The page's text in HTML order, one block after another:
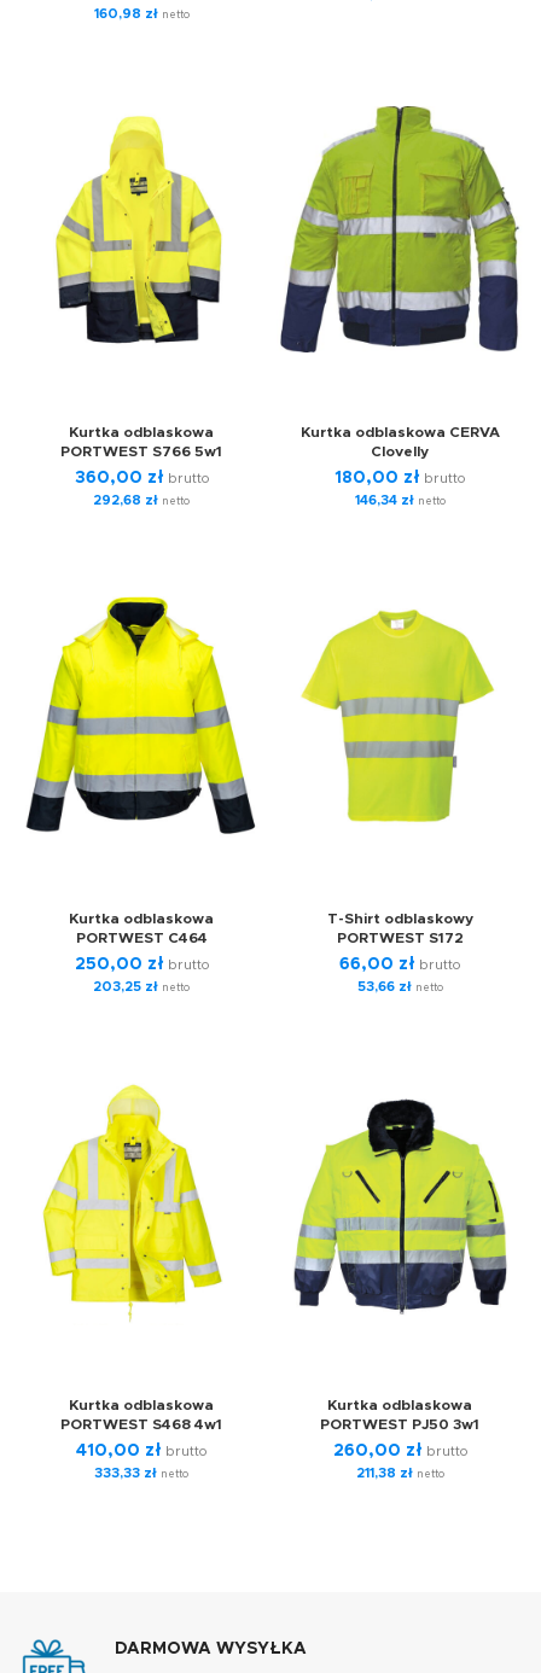
160,98 złnetto
Kurtka odblaskowa
PORTWEST S766 5w1
360,00 zł brutto
292,68 zł netto
Kurtka odblaskowa CERVA
Clovelly
180,00 zł brutto
146,34 złnetto
Kurtka odblaskowa
PORTWEST C464
250,00 zł brutto
203,25 zł netto
T-Shirt odblaskowy
PORTWEST S172
66,00 zł brutto
53,66 złnetto
Kurtka odblaskowa
PORTWEST S468 4w1
410,00 zł brutto
333,33 zł netto
Kurtka odblaskowa
PORTWEST PJ50 3w1
260,00 zł brutto
211,38 złnetto
DARMOWA WYSYŁKA